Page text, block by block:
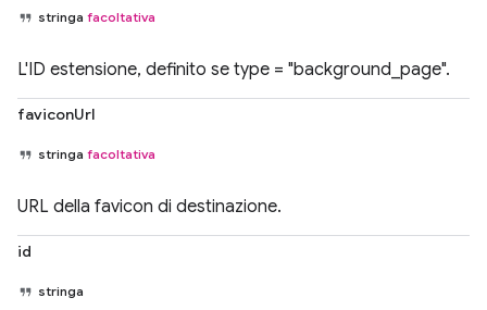
stringa facoltativa
L'ID estensione, definito se type = "background_page".
faviconUrl
stringa facoltativa
URL della favicon di destinazione.
id
stringa